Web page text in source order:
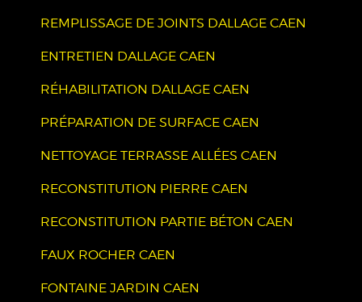
REMPLISSAGE DE JOINTS DALLAGE CAEN
ENTRETIEN DALLAGE CAEN
RÉHABILITATION DALLAGE CAEN
PRÉPARATION DE SURFACE CAEN
NETTOYAGE TERRASSE ALLÉES CAEN
RECONSTITUTION PIERRE CAEN
RECONSTITUTION PARTIE BÉTON CAEN
FAUX ROCHER CAEN
FONTAINE JARDIN CAEN